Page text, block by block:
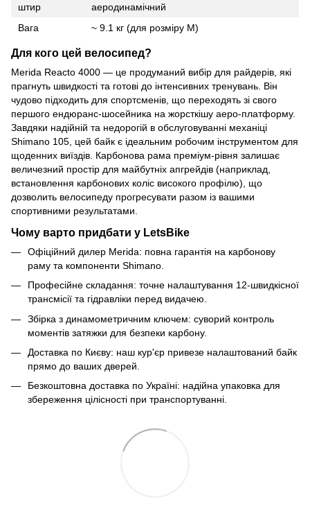
штир
аеродинамічний
Вага
~ 9.1 кг (для розміру M)
Для кого цей велосипед?
Merida Reacto 4000 — це продуманий вибір для райдерів, які
прагнуть швидкості та готові до інтенсивних тренувань. Він
чудово підходить для спортсменів, що переходять зі свого
першого ендюранс-шосейника на жорсткішу аеро-платформу.
Завдяки надійній та недорогій в обслуговуванні механіці
Shimano 105, цей байк є ідеальним робочим інструментом для
щоденних виїздів. Карбонова рама преміум-рівня залишає
величезний простір для майбутніх апгрейдів (наприклад,
встановлення карбонових коліс високого профілю), що
дозволить велосипеду прогресувати разом із вашими
спортивними результатами.
Чому варто придбати у LetsBike
Офіційний дилер Merida: повна гарантія на карбонову
раму та компоненти Shimano.
Професійне складання: точне налаштування 12-швидкісної
трансмісії та гідравліки перед видачею.
Збірка з динамометричним ключем: суворий контроль
моментів затяжки для безпеки карбону.
Доставка по Києву: наш кур'єр привезе налаштований байк
прямо до ваших дверей.
Безкоштовна доставка по Україні: надійна упаковка для
збереження цілісності при транспортуванні.